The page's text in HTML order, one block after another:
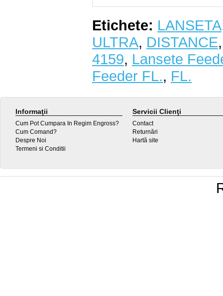
Etichete: LANSETA
ULTRA, DISTANCE
4159, Lansete
Feeder FL., FL.
Informaţii
Cum Pot Cumpara In Regim Engross?
Cum Comand?
Despre Noi
Termeni si Conditii
Servicii Clienţi
Contact
Returnări
Hartă site